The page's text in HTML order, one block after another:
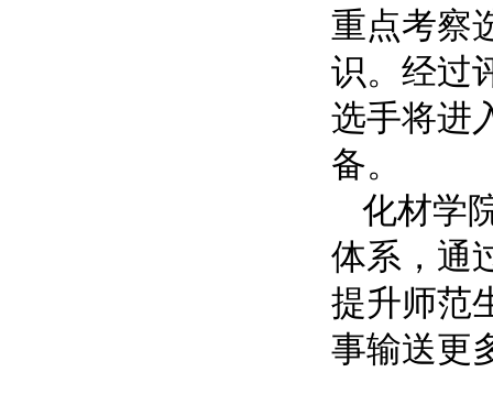
重点考察
识。经过
选手将进
备。
化材学
体系，通
提升师范
事输送更